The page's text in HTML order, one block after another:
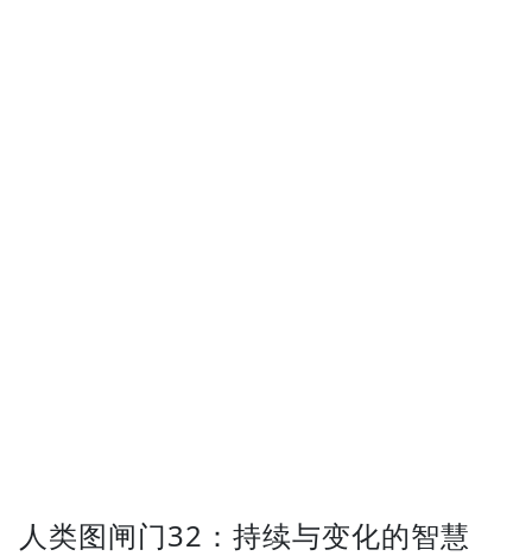
人类图闸门32：持续与变化的智慧